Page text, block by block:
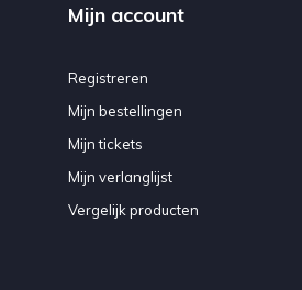
Mijn account
Registreren
Mijn bestellingen
Mijn tickets
Mijn verlanglijst
Vergelijk producten